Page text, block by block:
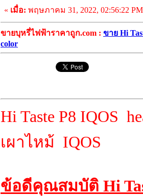
« เมื่อ: พฤษภาคม 31, 2022, 02:56:22
ขายบุหรี่ไฟฟ้าราคาถูก.com : ขาย Hi
color
Hi Taste P8 IQOS
เผาไหม้ IQOS
ข้อดีคุณสมบัติ Hi